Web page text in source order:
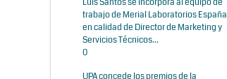
trabajo de Merial Laboratorios España
en calidad de Director de Marketing y
Servicios Técnicos...
0
UPA concede los premios de la